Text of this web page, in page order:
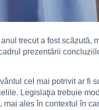
trecut a fost
prezentării
cel mai potrivit ar
Legislaţia trebuie
ales în contextul în